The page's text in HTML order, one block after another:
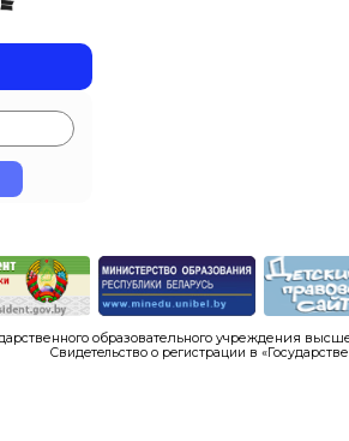
образовательного учреждения
Свидетельство о регистрации в